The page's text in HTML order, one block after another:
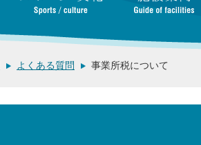
よくある質問 事業所税について